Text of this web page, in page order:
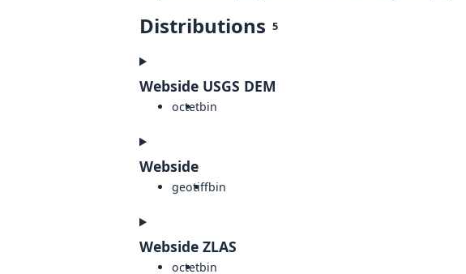
Distributions 5
Webside USGS DEM
octetbin
Webside
geotiffbin
Webside ZLAS
octetbin